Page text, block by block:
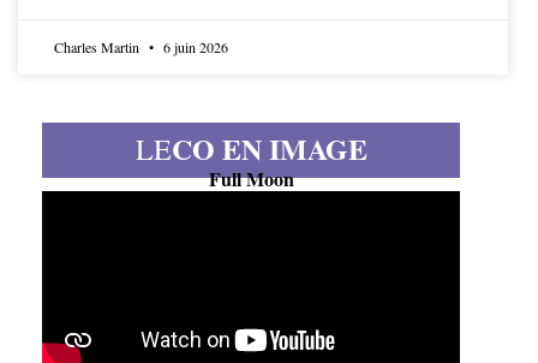
Charles Martin 6 juin 2026
LECO EN IMAGE
Full Moon